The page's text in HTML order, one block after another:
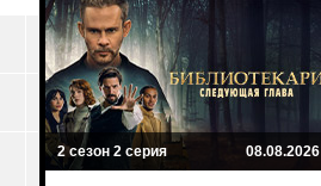
2 сезон 2 серия 08.08.2026